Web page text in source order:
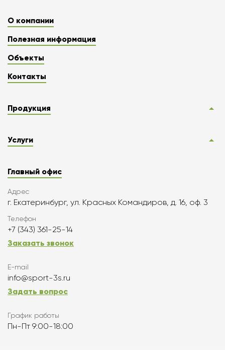
О компании
Полезная информация
Объекты
Контакты
Продукция
Услуги
Главный офис
Адрес
г. Екатеринбург, ул. Красных Командиров, д. 16, оф. 3
Телефон
+7 (343) 361-25-14
Заказать звонок
E-mail
info@sport-3s.ru
Задать вопрос
График работы
Пн-Пт 9:00-18:00